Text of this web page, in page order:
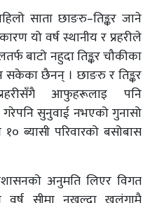
साता छाङरु–तिङ्कर जाने
यो वर्ष स्थानीय र प्रहरीले
बाटो नहुदा तिङ्कर चौकीका
सकेका छैनन् । छाङरु र तिङ्कर
आफुहरूलाइ पनि
गरेपनि सुनुवाई नभएको गुनासो
ब्यासी परिवारको बसोबास
अनुमति लिएर विगत